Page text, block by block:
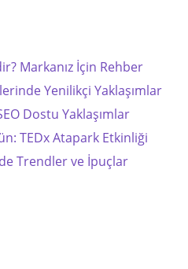
Markanız İçin Rehber
Yenilikçi Yaklaşımlar
Dostu Yaklaşımlar
TEDx Atapark Etkinliği
Trendler ve İpuçlar